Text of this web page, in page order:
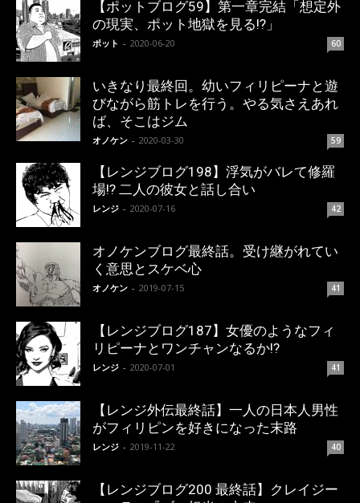
【ポットブログ59】第一章完結「想定外
の現実、ポット地獄を見る!?」
ポット - 2020-06-20 60
いきなり最終回。幼いフィリピーナと遊
びながら筋トレを行う。やる気さえあれ
ば、そこはジム
オノケン - 2020-03-30 59
【レンジブログ198】浮気がバレて修羅
場!? 二人の彼女と話し合い
レンジ - 2020-07-16 42
オノケンブログ最終話。受け継がれてい
く意思とスケベ心
オノケン - 2019-07-15 41
【レンジブログ187】女優のようなフィ
リピーナとワンチャンなるか!?
レンジ - 2020-07-01 41
【レンジ外伝最終話】一人の日本人男性
がフィリピンを好きになった末路
レンジ - 2019-11-22 40
【レンジブログ200 最終話】クレイジー